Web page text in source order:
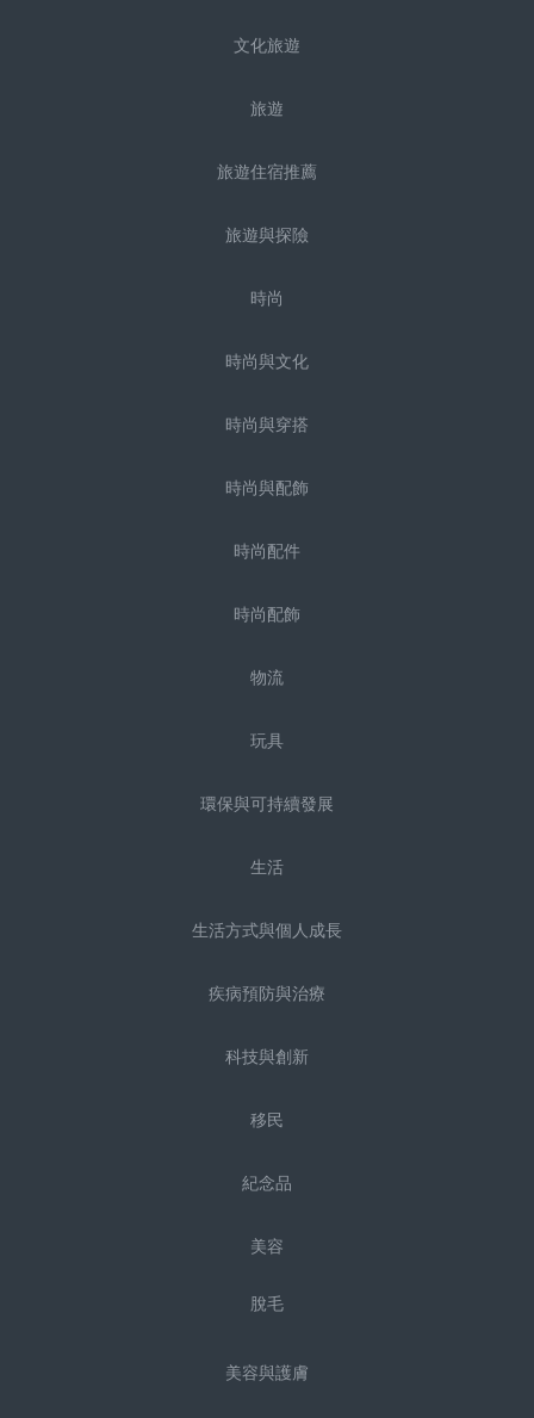
文化旅遊
旅遊
旅遊住宿推薦
旅遊與探險
時尚
時尚與文化
時尚與穿搭
時尚與配飾
時尚配件
時尚配飾
物流
玩具
環保與可持續發展
生活
生活方式與個人成長
疾病預防與治療
科技與創新
移民
紀念品
美容
脫毛
美容與護膚